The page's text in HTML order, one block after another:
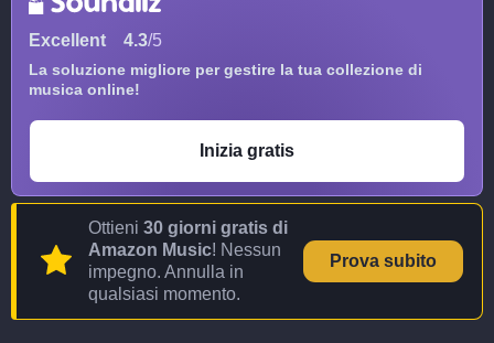
Excellent 4.3/5
La soluzione migliore per gestire la tua collezione di
musica online!
Inizia gratis
Ottieni 30 giorni gratis di
Amazon Music! Nessun
impegno. Annulla in
qualsiasi momento.
Prova subito